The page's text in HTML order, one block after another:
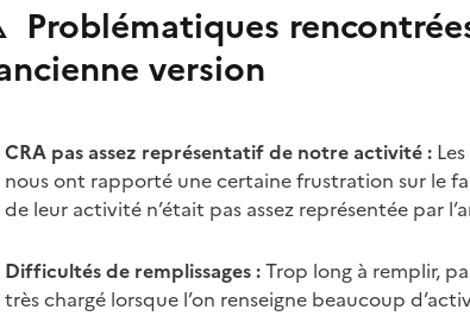
version
CRA pas assez représentatif de notre activité :Les
nous ont rapporté une certaine frustration sur le
de leur activité n’était pas assez représentée par
Difficultés de remplissages :Trop long à remplir,
très chargé lorsque l’on renseigne beaucoup